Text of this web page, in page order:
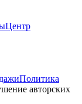
Центр
Политика
авторских